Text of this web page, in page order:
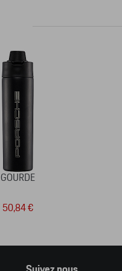
GOURDE
50,84 €